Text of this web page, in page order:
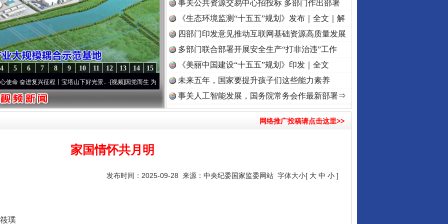
15
14
13
12
11
10
9
8
7
6
5
4
复兴征程丨宝塔山下好光景..·[视频]因党而生 为党而战——百年“纪”事⑧加强纪律..·[视频]牢记初心使命 奋进复兴征程丨“转折之城”激荡..
事关公共资源交易中心招投标 多部门作出部署
《生态环境监测“十五五”规划》发布｜全文｜解
读
四部门印发意见推动互联网基础资源高质量发展
多部门联合部署开展安全生产“打非治违”工作
《美丽中国建设“十五五”规划》印发｜全文
未来五年，国家要提升孩子们这些能力素养
事关人工智能发展，国务院常务会作最新部署⇒
网络推广投稿请点击这里>>
家国情怀共月明
发布时间：2025-09-28 来源： 中央纪委国家监委网站 字体大小[ 大 中 小 ]
璞